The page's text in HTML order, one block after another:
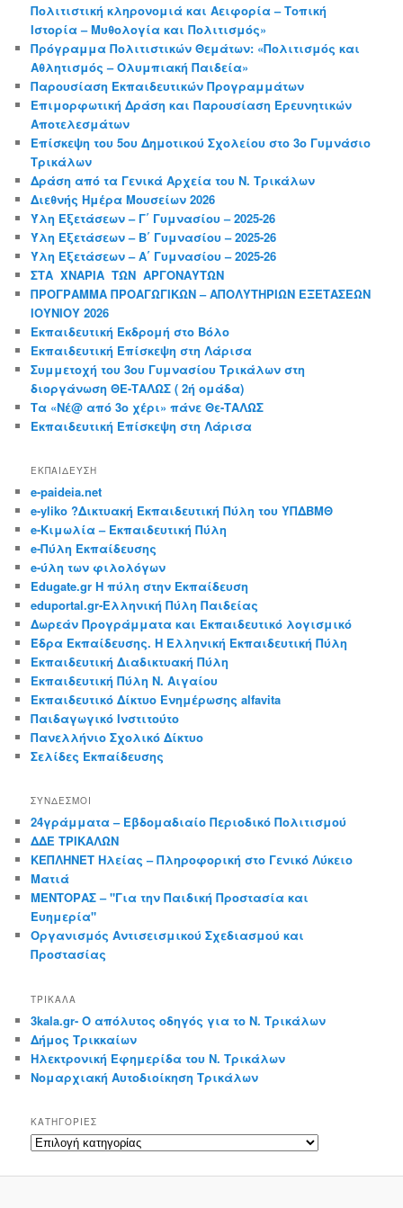
Πολιτιστική κληρονομιά και Αειφορία – Τοπική
Ιστορία – Μυθολογία και Πολιτισμός»
Πρόγραμμα Πολιτιστικών Θεμάτων: «Πολιτισμός και
Αθλητισμός – Ολυμπιακή Παιδεία»
Παρουσίαση Εκπαιδευτικών Προγραμμάτων
Επιμορφωτική Δράση και Παρουσίαση Ερευνητικών
Αποτελεσμάτων
Επίσκεψη του 5ου Δημοτικού Σχολείου στο 3ο Γυμνάσιο
Τρικάλων
Δράση από τα Γενικά Αρχεία του Ν. Τρικάλων
Διεθνής Ημέρα Μουσείων 2026
Ύλη Εξετάσεων – Γ΄ Γυμνασίου – 2025-26
Ύλη Εξετάσεων – Β΄ Γυμνασίου – 2025-26
Ύλη Εξετάσεων – Α΄ Γυμνασίου – 2025-26
ΣΤΑ ΧΝΑΡΙΑ ΤΩΝ ΑΡΓΟΝΑΥΤΩΝ
ΠΡΟΓΡΑΜΜΑ ΠΡΟΑΓΩΓΙΚΩΝ – ΑΠΟΛΥΤΗΡΙΩΝ ΕΞΕΤΑΣΕΩΝ
ΙΟΥΝΙΟΥ 2026
Εκπαιδευτική Εκδρομή στο Βόλο
Εκπαιδευτική Επίσκεψη στη Λάρισα
Συμμετοχή του 3ου Γυμνασίου Τρικάλων στη
διοργάνωση ΘΕ-ΤΑΛΩΣ ( 2ή ομάδα)
Τα «Νέ@ από 3ο χέρι» πάνε Θε-ΤΑΛΩΣ
Εκπαιδευτική Επίσκεψη στη Λάρισα
ΕΚΠΑΙΔΕΥΣΗ
e-paideia.net
e-yliko ?Δικτυακή Εκπαιδευτική Πύλη του ΥΠΔΒΜΘ
e-Κιμωλία – Εκπαιδευτική Πύλη
e-Πύλη Εκπαίδευσης
e-ύλη των φιλολόγων
Edugate.gr Η πύλη στην Εκπαίδευση
eduportal.gr-Ελληνική Πύλη Παιδείας
Δωρεάν Προγράμματα και Εκπαιδευτικό λογισμικό
Έδρα Εκπαίδευσης. Η Ελληνική Εκπαιδευτική Πύλη
Εκπαιδευτική Διαδικτυακή Πύλη
Εκπαιδευτική Πύλη Ν. Αιγαίου
Εκπαιδευτικό Δίκτυο Ενημέρωσης alfavita
Παιδαγωγικό Ινστιτούτο
Πανελλήνιο Σχολικό Δίκτυο
Σελίδες Εκπαίδευσης
ΣΎΝΔΕΣΜΟΙ
24γράμματα – Εβδομαδιαίο Περιοδικό Πολιτισμού
ΔΔΕ ΤΡΙΚΑΛΩΝ
ΚΕΠΛΗΝΕΤ Ηλείας – Πληροφορική στο Γενικό Λύκειο
Ματιά
ΜΕΝΤΟΡΑΣ – "Για την Παιδική Προστασία και
Ευημερία"
Οργανισμός Αντισεισμικού Σχεδιασμού και
Προστασίας
ΤΡΙΚΑΛΑ
3kala.gr- Ο απόλυτος οδηγός για το Ν. Τρικάλων
Δήμος Τρικκαίων
Ηλεκτρονική Εφημερίδα του Ν. Τρικάλων
Νομαρχιακή Αυτοδιοίκηση Τρικάλων
KΑΤΗΓΟΡΊΕΣ
Kατηγορίες